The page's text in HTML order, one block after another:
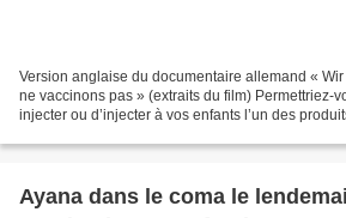
Version anglaise du documentaire allemand «
ne vaccinons pas » (extraits du film) Permettriez-
injecter ou d’injecter à vos enfants l’un des
Ayana dans le coma le